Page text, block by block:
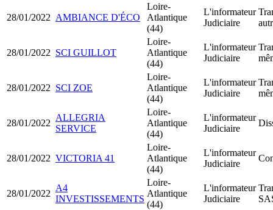
28/01/2022 AMBIANCE D'ÉCO
Loire-
Atlantique
(44)
L'informateur
Judiciaire
28/01/2022 SCI GUILLOT
Loire-
Atlantique
(44)
L'informateur
Judiciaire
28/01/2022 SCI ZOE
Loire-
Atlantique
(44)
L'informateur
Judiciaire
28/01/2022
ALLEGRIA
SERVICE
Loire-
Atlantique
(44)
L'informateur
Judiciaire
28/01/2022 VICTORIA 41
Loire-
Atlantique
(44)
L'informateur
Judiciaire
28/01/2022
A4
INVESTISSEMENTS
Loire-
Atlantique
(44)
L'informateur
Judiciaire